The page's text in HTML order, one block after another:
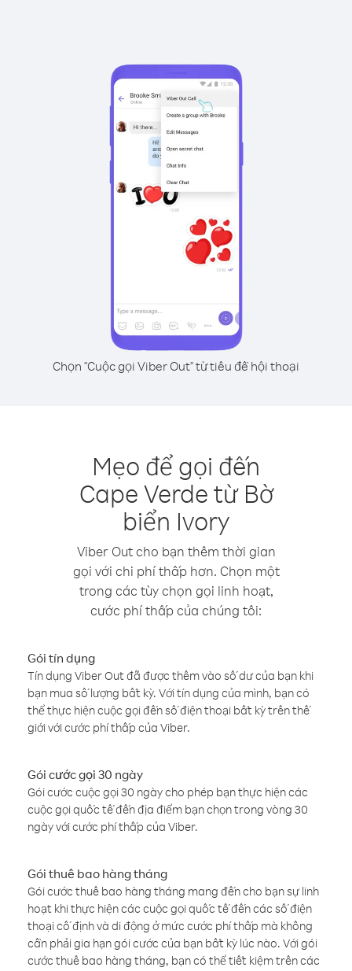
Chọn "Cuộc gọi Viber Out" từ tiêu đề hội thoại
Mẹo để gọi đến
Cape Verde từ Bờ
biển Ivory
Viber Out cho bạn thêm thời gian
gọi với chi phí thấp hơn. Chọn một
trong các tùy chọn gọi linh hoạt,
cước phí thấp của chúng tôi:
Gói tín dụng
Tín dụng Viber Out đã được thêm vào số dư của bạn khi
bạn mua số lượng bất kỳ. Với tín dụng của mình, bạn có
thể thực hiện cuộc gọi đến số điện thoại bất kỳ trên thế
giới với cước phí thấp của Viber.
Gói cước gọi 30 ngày
Gói cước cuộc gọi 30 ngày cho phép bạn thực hiện các
cuộc gọi quốc tế đến địa điểm bạn chọn trong vòng 30
ngày với cước phí thấp của Viber.
Gói thuê bao hàng tháng
Gói cước thuê bao hàng tháng mang đến cho bạn sự linh
hoạt khi thực hiện các cuộc gọi quốc tế đến các số điện
thoại cố định và di động ở mức cước phí thấp mà không
cần phải gia hạn gói cước của bạn bất kỳ lúc nào. Với gói
cước thuê bao hàng tháng, bạn có thể tiết kiệm trên các